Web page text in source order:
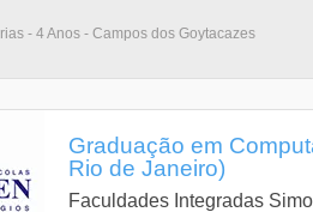
- 4 Anos - Campos dos Goytacazes
Graduação em
Rio de Janeiro)
Faculdades Integradas